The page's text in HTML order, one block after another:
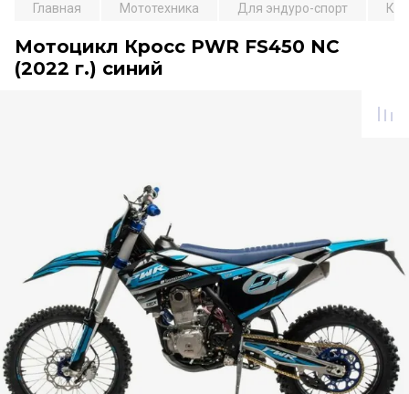
Главная Мототехника Для эндуро-спорт
Мотоцикл Кросс PWR FS450 NC
(2022 г.) синий